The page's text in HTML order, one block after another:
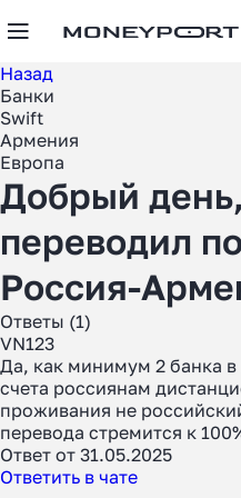
Назад
Банки
Swift
Армения
Европа
Добрый
переводил
Россия-
Ответы (1)
VN123
Да, как минимум 2 банка в
счета россиянам
проживания не
перевода стремится к
Ответ от 31.05.2025
Ответить в чате